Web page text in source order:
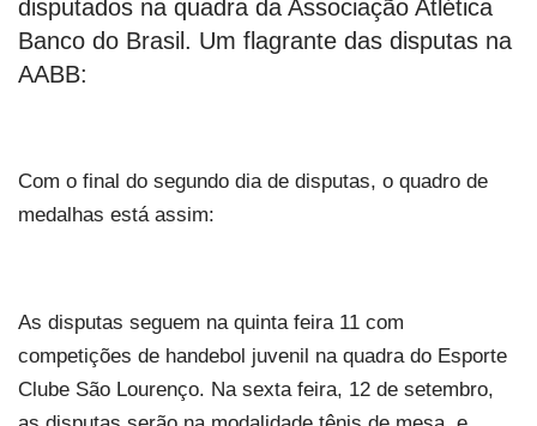
disputados na quadra da Associação Atlética
Banco do Brasil. Um flagrante das disputas na
AABB:
Com o final do segundo dia de disputas, o quadro de
medalhas está assim:
As disputas seguem na quinta feira 11 com
competições de handebol juvenil na quadra do Esporte
Clube São Lourenço. Na sexta feira, 12 de setembro,